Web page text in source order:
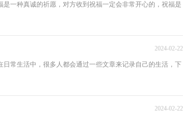
一种真诚的祈愿，对方收到祝福一定会非常开心的，祝福是
2024-02-22
常生活中，很多人都会通过一些文章来记录自己的生活，下
2024-02-22